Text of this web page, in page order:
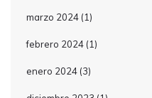
marzo 2024 (1)
febrero 2024 (1)
enero 2024 (3)